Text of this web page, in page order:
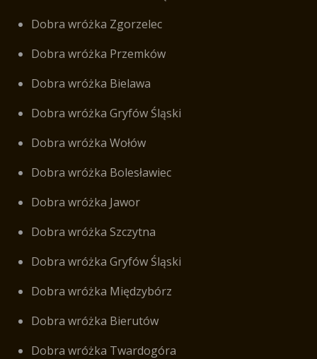
Dobra wróżka Zgorzelec
Dobra wróżka Przemków
Dobra wróżka Bielawa
Dobra wróżka Gryfów Śląski
Dobra wróżka Wołów
Dobra wróżka Bolesławiec
Dobra wróżka Jawor
Dobra wróżka Szczytna
Dobra wróżka Gryfów Śląski
Dobra wróżka Międzybórz
Dobra wróżka Bierutów
Dobra wróżka Twardogóra